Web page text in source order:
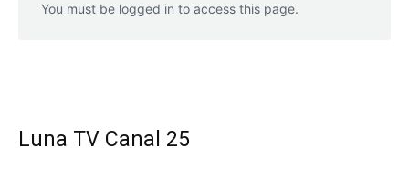
You must be logged in to access this page.
Luna TV Canal 25